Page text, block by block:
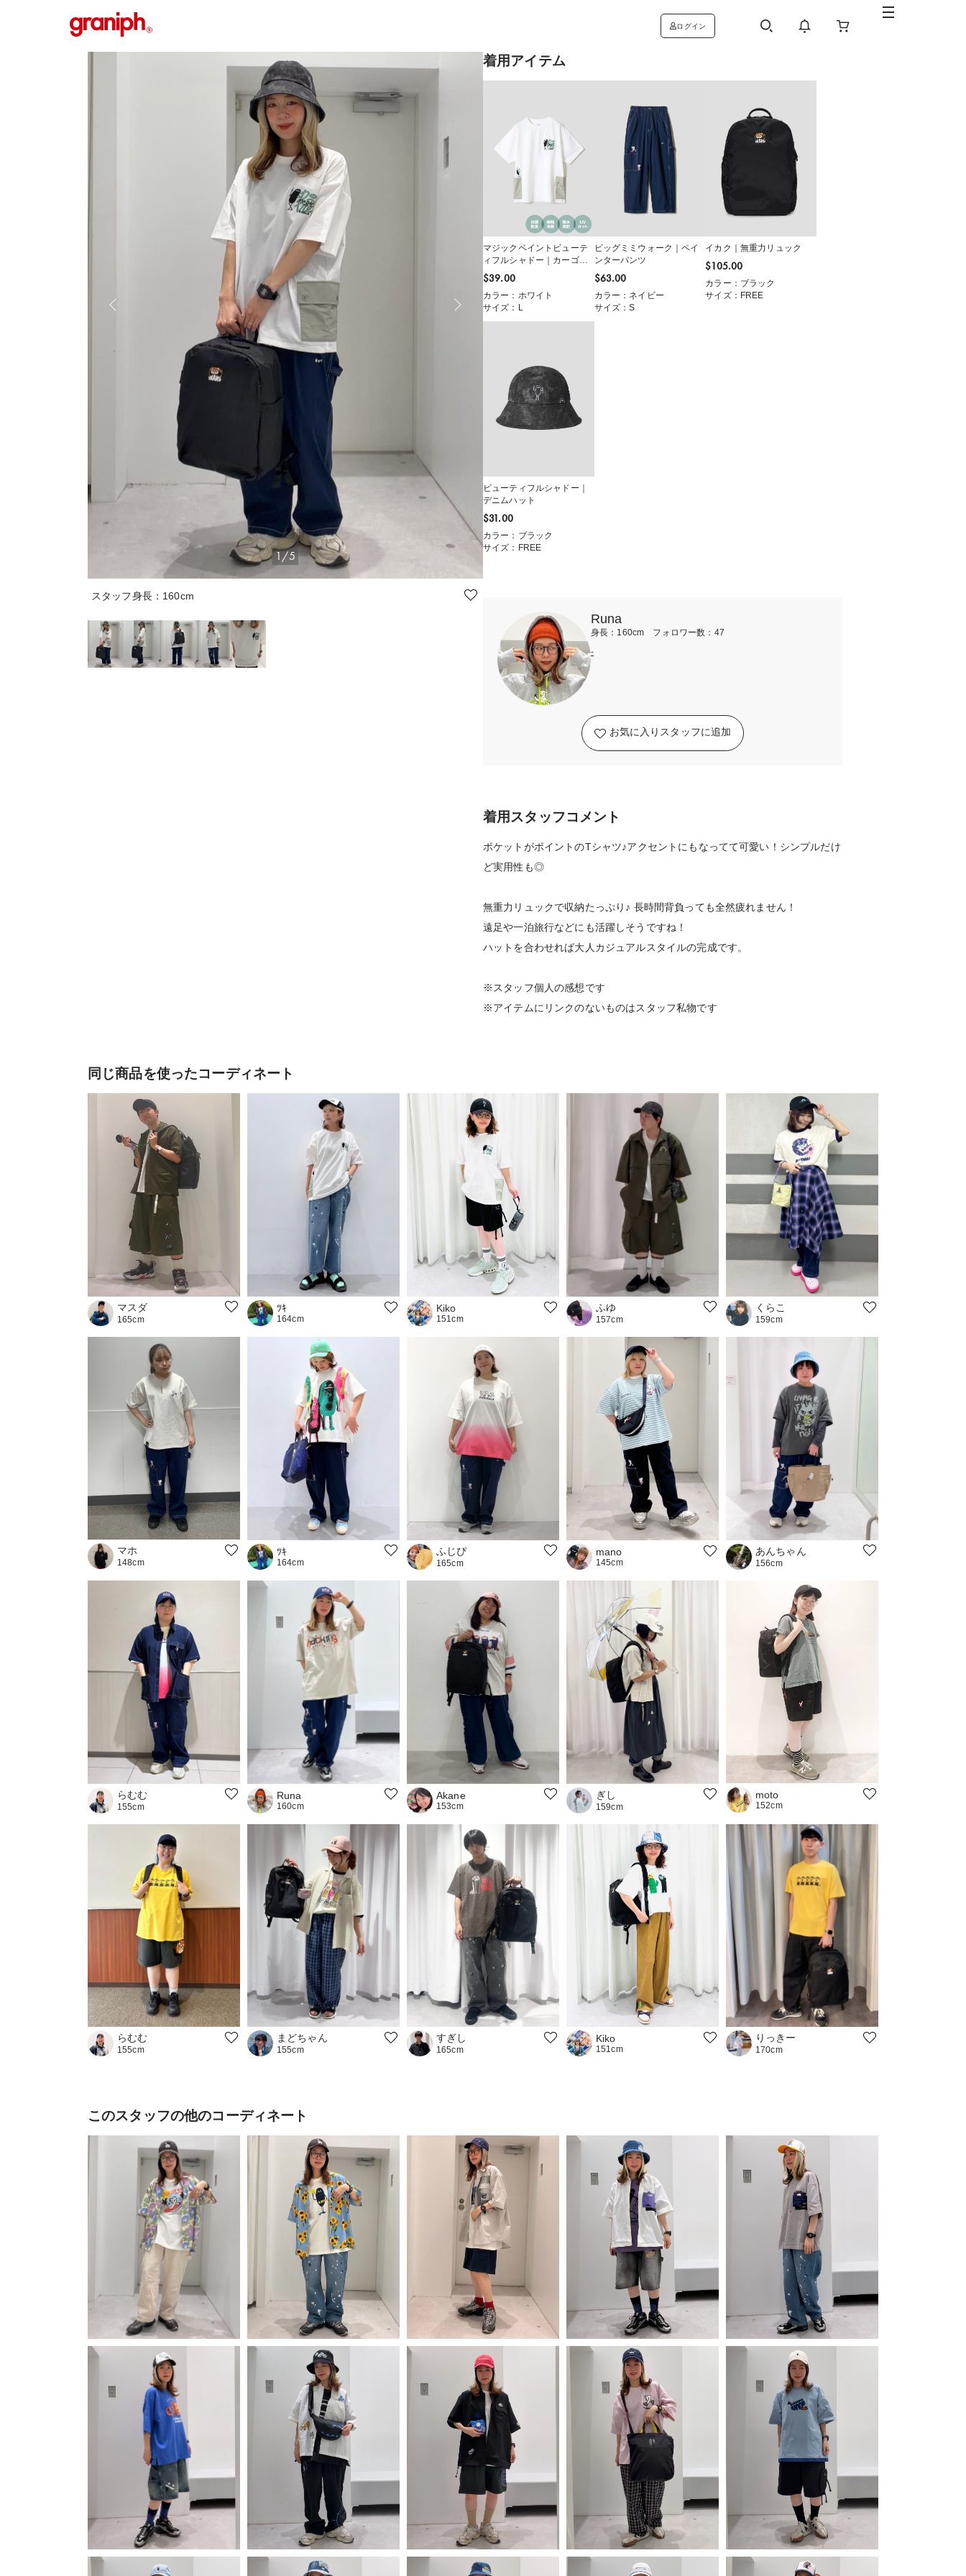
ログイン
1/5
スタッフ身長：160cm
着用アイテム
マジックペイントビューテ
ィフルシャドー｜カーゴポ
ケットTシャツ
$‌39.00
カラー：ホワイト
サイズ：L
ビッグミミウォーク｜ペイ
ンターパンツ
$‌63.00
カラー：ネイビー
サイズ：S
イカク｜無重力リュック
$‌105.00
カラー：ブラック
サイズ：FREE
ビューティフルシャドー｜
デニムハット
$‌31.00
カラー：ブラック
サイズ：FREE
Runa
身長：160cm フォロワー数：47
-
お気に入りスタッフに追加
着用スタッフコメント
ポケットがポイントのTシャツ♪アクセントにもなってて可愛い！シンプルだけ
ど実用性も◎
無重力リュックで収納たっぷり♪ 長時間背負っても全然疲れません！
遠足や一泊旅行などにも活躍しそうですね！
ハットを合わせれば大人カジュアルスタイルの完成です。
※スタッフ個人の感想です
※アイテムにリンクのないものはスタッフ私物です
同じ商品を使ったコーディネート
マスダ
165cm
ﾂｷ
164cm
Kiko
151cm
ふゆ
157cm
くらこ
159cm
マホ
148cm
ﾂｷ
164cm
ふじぴ
165cm
mano
145cm
あんちゃん
156cm
らむむ
155cm
Runa
160cm
Akane
153cm
ぎし
159cm
moto
152cm
らむむ
155cm
まどちゃん
155cm
すぎし
165cm
Kiko
151cm
りっきー
170cm
このスタッフの他のコーディネート